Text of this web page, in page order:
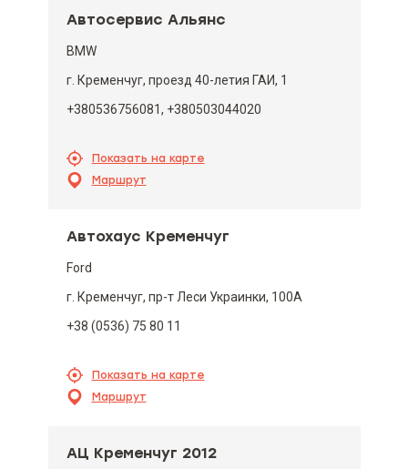
Автосервис Альянс
BMW
г. Кременчуг, проезд 40-летия ГАИ, 1
+380536756081, +380503044020
Показать на карте
Маршрут
Автохаус Кременчуг
Ford
г. Кременчуг, пр-т Леси Украинки, 100А
+38 (0536) 75 80 11
Показать на карте
Маршрут
АЦ Кременчуг 2012